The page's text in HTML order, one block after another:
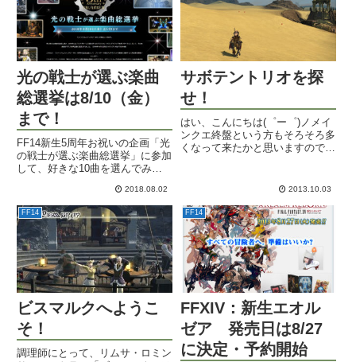
光の戦士が選ぶ楽曲
総選挙は8/10（金）
まで！
FF14新生5周年お祝いの企画「光
の戦士が選ぶ楽曲総選挙」に参加
して、好きな10曲を選んでみよ
絞り込んだ10曲をご紹介。2018.08.02
サボテントリオを探
せ！
はい、こんにちは(゜ー゜)ノメイ
ンクエ終盤という方もそろそろ多
くなって来たかと思いますので、
インクエストLv46の「エオルゼ
砂の家で各種サブクエが派生...
2013.10.03
FF14
ビスマルクへようこ
そ！
調理師にとって、リムサ・ロミン
FF14
FFXIV：新生エオル
ゼア 発売日は8/27
に決定・予約開始